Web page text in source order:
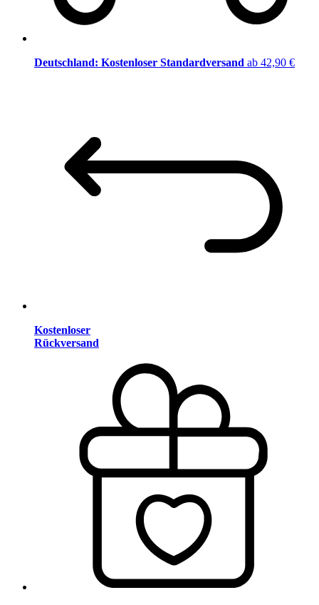
Deutschland: Kostenloser Standardversand ab 42,90 €
Kostenloser
Rückversand